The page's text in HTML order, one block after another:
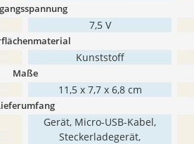
7,5 V
Kunststoff
Maße
11,5 x 7,7 x 6,8 cm
Gerät, Micro-USB-Kabel,
Steckerladegerät,